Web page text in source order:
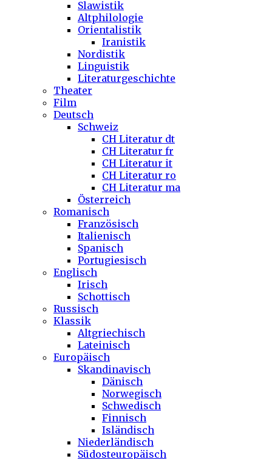
Slawistik
Altphilologie
Orientalistik
Iranistik
Nordistik
Linguistik
Literaturgeschichte
Theater
Film
Deutsch
Schweiz
CH Literatur dt
CH Literatur fr
CH Literatur it
CH Literatur ro
CH Literatur ma
Österreich
Romanisch
Französisch
Italienisch
Spanisch
Portugiesisch
Englisch
Irisch
Schottisch
Russisch
Klassik
Altgriechisch
Lateinisch
Europäisch
Skandinavisch
Dänisch
Norwegisch
Schwedisch
Finnisch
Isländisch
Niederländisch
Südosteuropäisch